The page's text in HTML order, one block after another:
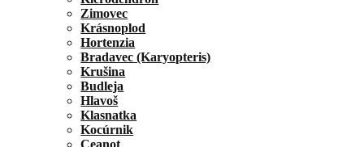
Zimovec
Krásnoplod
Hortenzia
Bradavec (Karyopteris)
Krušina
Budleja
Hlavoš
Klasnatka
Kocúrnik
Ceanot